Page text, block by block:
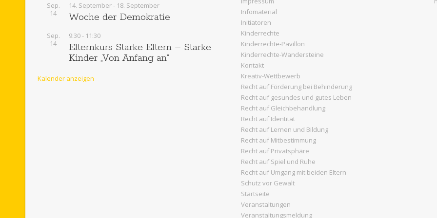
Sep.
14
14. September- 18. September
Woche der Demokratie
Sep.
14
9:30- 11:30
Elternkurs Starke Eltern – Starke
Kinder „Von Anfang an“
Kalender anzeigen
Infomaterial
Initiatoren
Kinderrechte
Kinderrechte-Pavillon
Kinderrechte-Wandersteine
Kontakt
Kreativ-Wettbewerb
Recht auf Förderung bei Behinderung
Recht auf gesundes und gutes Leben
Recht auf Gleichbehandlung
Recht auf Identität
Recht auf Lernen und Bildung
Recht auf Mitbestimmung
Recht auf Privatsphäre
Recht auf Spiel und Ruhe
Recht auf Umgang mit beiden Eltern
Schutz vor Gewalt
Startseite
Veranstaltungen
Veranstaltungsmeldung